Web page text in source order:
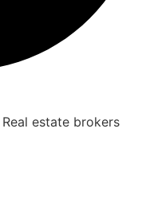
estate brokers